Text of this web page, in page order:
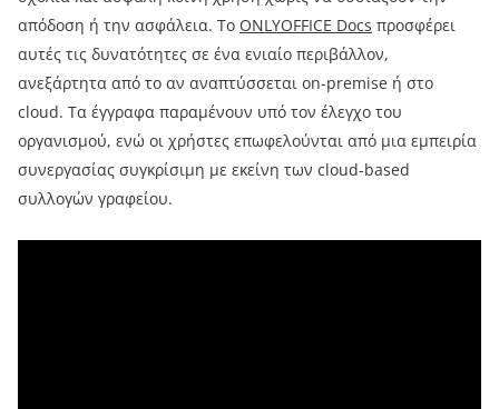
απόδοση ή την ασφάλεια. Το ONLYOFFICE Docs προσφέρει
αυτές τις δυνατότητες σε ένα ενιαίο περιβάλλον,
ανεξάρτητα από το αν αναπτύσσεται on-premise ή στο
cloud. Τα έγγραφα παραμένουν υπό τον έλεγχο του
οργανισμού, ενώ οι χρήστες επωφελούνται από μια εμπειρία
συνεργασίας συγκρίσιμη με εκείνη των cloud-based
συλλογών γραφείου.